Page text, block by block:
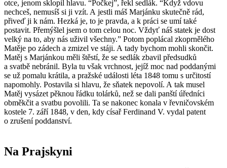
otce, jenom sklopil hlavu. “Počkej”, řekl sedlák. “Když vdovu
nechceš, nemusíš si ji vzít. A jestli máš Marjánku skutečně rád,
přiveď ji k nám. Hezká je, to je pravda, a k práci se umí také
postavit. Přemýšlel jsem o tom celou noc. Vždyť náš statek je dost
velký na to, aby nás uživil všechny.” Potom poplácal zkoprnělého
Matěje po zádech a zmizel ve stáji. A tady bychom mohli skončit.
Matěj s Marjánkou měli štěstí, že se sedlák zbavil předsudků
a svatbě nebránil. Byla tu však vrchnost, jejíž moc nad poddanými
se už pomalu krátila, a pražské události léta 1848 tomu s určitostí
napomohly. Postavila si hlavu, že sňatek nepovolí. A tak musel
Matěj vysázet pěknou řádku tolárků, než se dali panští úředníci
obměkčit a svatbu povolili. Ta se nakonec konala v řevničovském
kostele 7. září 1848, v den, kdy císař Ferdinand V. vydal patent
o zrušení poddanství.
Na Prajskyni